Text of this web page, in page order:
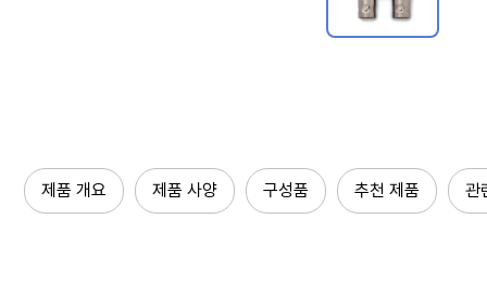
제품 개요 제품 사양 구성품 추천 제품 관